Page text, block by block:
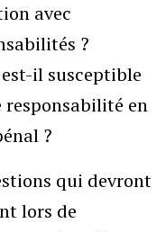
avec
?
il susceptible
responsabilité en
?
qui devront
lors de